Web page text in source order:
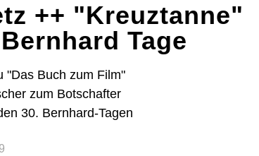
++ "Kreuztanne"
Tage
"Das Buch zum Film"
zum Botschafter
30. Bernhard-Tagen